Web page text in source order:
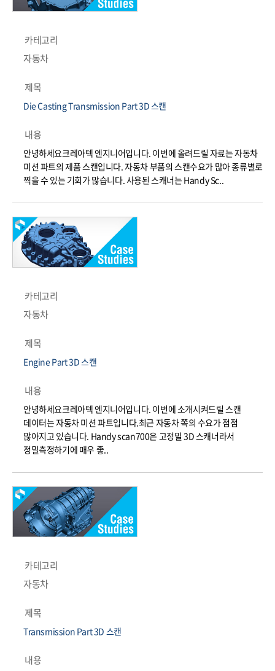
카테고리
자동차
제목
Die Casting Transmission Part 3D 스캔
내용
안녕하세요크레아텍 엔지니어입니다. 이번에 올려드릴 자료는 자동차
미션 파트의 제품 스캔입니다. 자동차 부품의 스캔수요가 많아 종류별로
찍을 수 있는 기회가 많습니다. ​사용된 스캐너는 Handy Sc..
카테고리
자동차
제목
Engine Part 3D 스캔
내용
안녕하세요크레아텍 엔지니어입니다. 이번에 소개시켜드릴 스캔
데이터는 자동차 미션 파트입니다.최근 자동차 쪽의 수요가 점점
많아지고 있습니다. Handy scan700은 고정밀 3D 스캐너라서
정밀측정하기에 매우 좋..
카테고리
자동차
제목
Transmission Part 3D 스캔
내용